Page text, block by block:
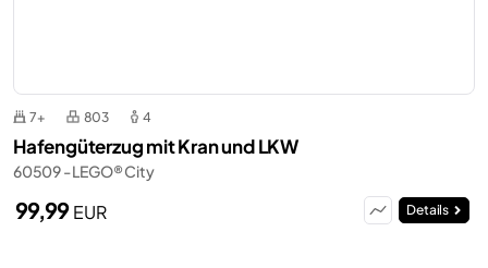
7+ 803 4
Hafengüterzug mit Kran und LKW
60509 - LEGO® City
99,99EUR Details